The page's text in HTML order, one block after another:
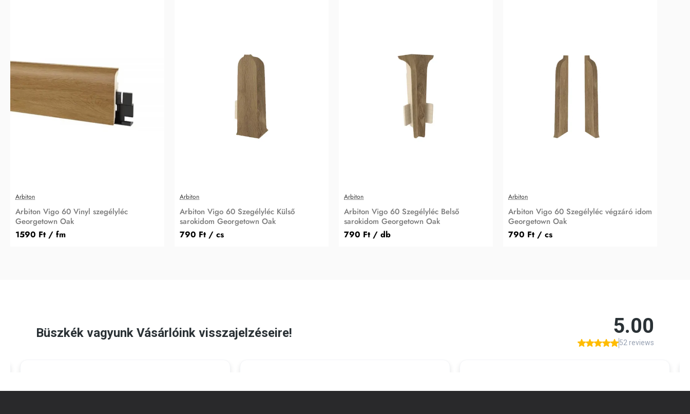
Arbiton
Arbiton Vigo 60 Vinyl szegélyléc
Georgetown Oak
1590 Ft / fm
Arbiton
Arbiton Vigo 60 Szegélyléc Külső
sarokidom Georgetown Oak
790 Ft / cs
Arbiton
Arbiton Vigo 60 Szegélyléc Belső
sarokidom Georgetown Oak
790 Ft / db
Arbiton
Arbiton Vigo 60 Szegélyléc végzáró idom
Georgetown Oak
790 Ft / cs